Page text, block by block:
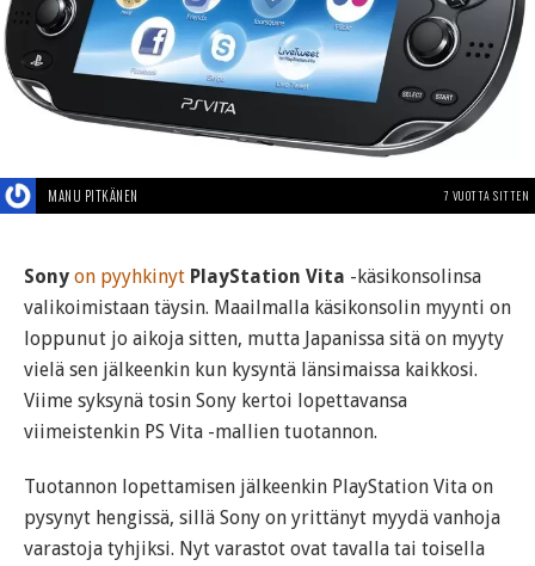
MANU PITKÄNEN 7 VUOTTA SITTEN
Sony on pyyhkinyt PlayStation Vita -käsikonsolinsa
valikoimistaan täysin. Maailmalla käsikonsolin myynti on
loppunut jo aikoja sitten, mutta Japanissa sitä on myyty
vielä sen jälkeenkin kun kysyntä länsimaissa kaikkosi.
Viime syksynä tosin Sony kertoi lopettavansa
viimeistenkin PS Vita -mallien tuotannon.
Tuotannon lopettamisen jälkeenkin PlayStation Vita on
pysynyt hengissä, sillä Sony on yrittänyt myydä vanhoja
varastoja tyhjiksi. Nyt varastot ovat tavalla tai toisella